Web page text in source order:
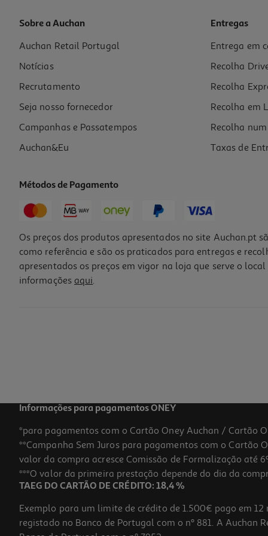
Tigela Actuel Grês Reciclado 50cl
5.99 €/un
5,99 €
Sobre a Auchan
Auchan Retail Portugal
Notícias
Recrutamento
Seja nosso fornecedor
Campanhas e Passatempos
Auchan&Eu
Entregas
Entrega em
Recolha
Recolha
Recolha em
Recolha
Taxas de
Métodos de Pagamento
Os preços dos produtos apresentados no site Auchan.pt
como referência e são os praticados para entregas e
apresentados os preços em vigor na loja que serve o
informações aqui.
Informações para pagamentos ONEY
*para pagamentos com o Cartão Oney Auchan / Cartão
**Campanha Sem Juros para pagamentos com o Cartão
valor da compra acresce Comissão de Formalização até
***O valor da primeira prestação depende do dia da
TAEG DO CARTÃO DE CRÉDITO: 18,4 %
Exemplo para um limite de crédito de 1.500€ pago em
registado no Banco de Portugal com o nº 881. A